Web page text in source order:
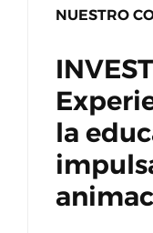
NUESTRO
la